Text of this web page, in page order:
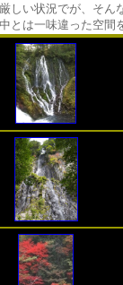
しい状況でが、そ
とは一味違った空間